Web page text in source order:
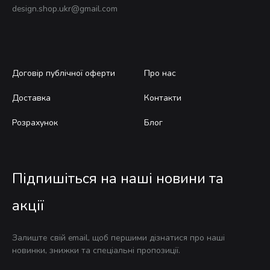
design.shop.ukr@gmail.com
Договір публічної оферти
Доставка
Розрахунок
Про нас
Контакти
Блог
Підпишіться на наші новини та
акції
Залиште свій email, щоб першими дізнатися про наші
новинки, знижки та спеціальні пропозиції.